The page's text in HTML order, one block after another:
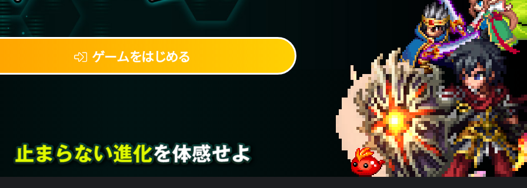
ゲームをはじめる